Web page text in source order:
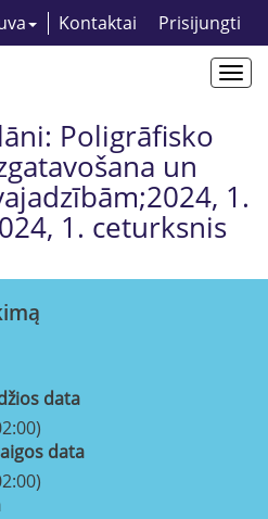
Kontaktai Prisijungti
Poligrāfisko
un
1.
1. ceturksnis
data
data